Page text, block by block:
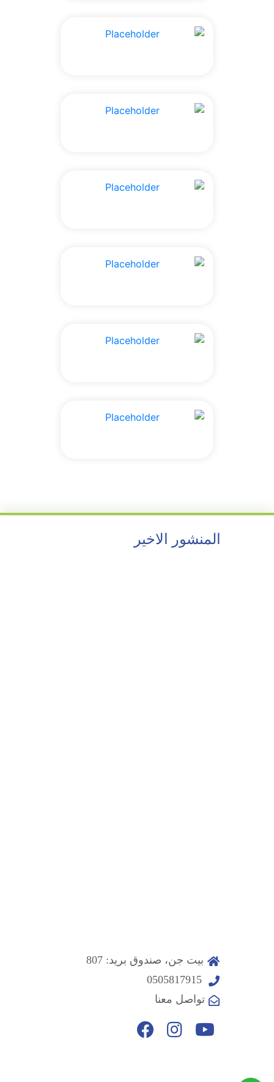
المنشور الاخير
بيت جن، صندوق بريد: 807
تواصل معنا